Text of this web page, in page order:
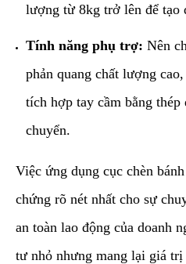
lượng từ 8kg trở lên để tạo
Tính năng phụ trợ: Nên
phản quang chất lượng
tích hợp tay cầm bằng
chuyển.
​Việc ứng dụng cục chèn
chứng rõ nét nhất cho sự
an toàn lao động của doanh
tư nhỏ nhưng mang lại giá